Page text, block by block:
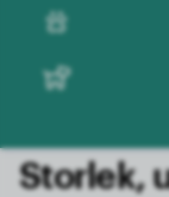
Storlek,